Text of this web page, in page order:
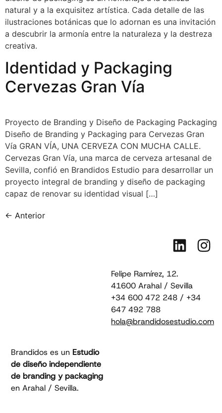
natural y a la exquisitez artística. Cada detalle de las
ilustraciones botánicas que lo adornan es una invitación
a descubrir la armonía entre la naturaleza y la destreza
creativa.
Identidad y Packaging
Cervezas Gran Vía
Proyecto de Branding y Diseño de Packaging Packaging
Diseño de Branding y Packaging para Cervezas Gran
Vía GRAN VÍA, UNA CERVEZA CON MUCHA CALLE.
Cervezas Gran Vía, una marca de cerveza artesanal de
Sevilla, confió en Brandidos Estudio para desarrollar un
proyecto integral de branding y diseño de packaging
capaz de renovar su identidad visual […]
← Anterior
Brandidos es un Estudio
de diseño independiente
de branding y packaging
en Arahal / Sevilla.
Felipe Ramírez, 12.
41600 Arahal / Sevilla
+34 600 472 248 / +34
647 492 788
hola@brandidosestudio.com